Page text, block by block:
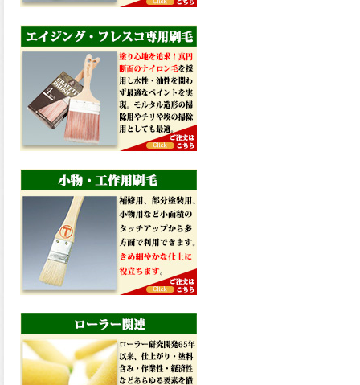
ーフSiが新しく販売開始致し
ました。ご購入はこちらか
ら。
緻密で強靭な無機系塗膜と、
汚れを降雨で洗い流す親水性
の表面効果により優れた低汚
染性を発揮、エスケープレミ
アム無機ルーフが新しく販売
ちらから。
2026.03.09
ハケ塗りでの伸びが良く作業
性と仕上がりに優れた合成樹
脂調合ペイント、SDホルスF4
が新しく販売開始致しまし
た。ご購入はこちらから。
ファインウレタンの使いやす
さで、低汚染形。塗料用シン
ナーで希釈できる、使いやす
さを追求したウレタン樹脂エ
ナメル、低汚染形ファインウ